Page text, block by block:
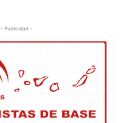
- Publicidad -